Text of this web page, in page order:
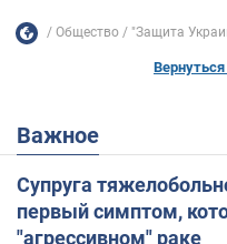
Общество "Защита
Важное
Супруга
первый симптом,
"агрессивном" раке